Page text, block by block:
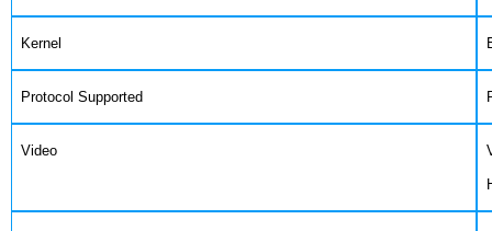
Kernel
Protocol Supported
Video